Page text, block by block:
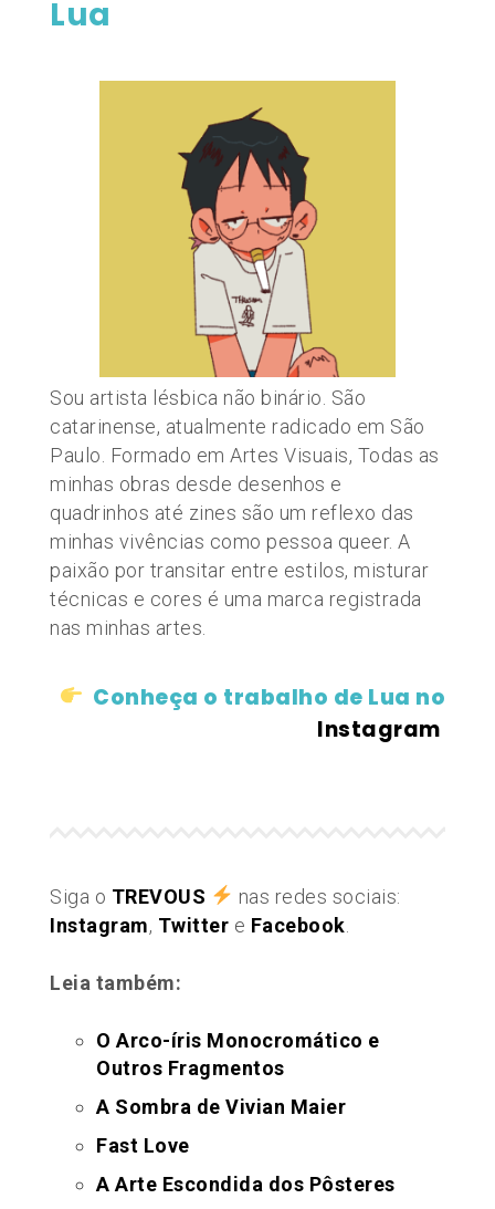
Lua
Sou artista lésbica não binário. São
catarinense, atualmente radicado em São
Paulo. Formado em Artes Visuais, Todas as
minhas obras desde desenhos e
quadrinhos até zines são um reflexo das
minhas vivências como pessoa queer. A
paixão por transitar entre estilos, misturar
técnicas e cores é uma marca registrada
nas minhas artes.
Conheça o trabalho de Lua no
Instagram
Siga o TREVOUS
nas redes sociais:
Instagram, Twitter e Facebook
Leia também:
O Arco-íris Monocromático e
Outros Fragmentos
A Sombra de Vivian Maier
Fast Love
A Arte Escondida dos Pôsteres